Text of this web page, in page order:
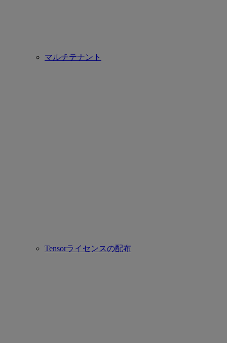
マルチテナント
Tensorライセンスの配布